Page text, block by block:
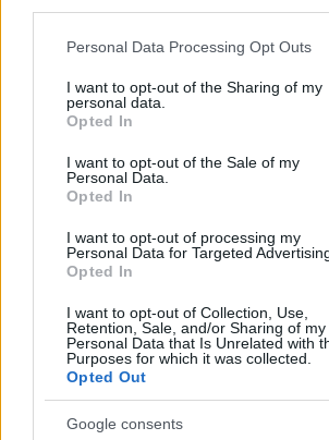
Please note that this website/app uses
not limited to your visit or usage behaviour.
grant or deny consent to Google and its
use your data for below specified
consent section.
Personal Data Processing Opt Outs
I want to opt-out of the Sharing of my
personal data.
Opted In
I want to opt-out of the Sale of my
Personal Data.
Opted In
I want to opt-out of processing my
Personal Data for Targeted
Opted In
I want to opt-out of Collection, Use,
Retention, Sale, and/or Sharing of my
Personal Data that Is Unrelated with
Purposes for which it was collected.
Opted Out
Google consents
Bratek II Bratkowice - mecze rozegrane na
DRUŻYNA
Junak Rzeszów
Rudnianka Rudna Wielka
Staroniwa Rzeszów
Victoria Budy Głogowskie
Mrowlanka Mrowla
Piast Nowa Wieś
KS Biała Rzeszów
Bratek II Bratkowice
Rudzik Rudna Mała
RKS Rzeszów